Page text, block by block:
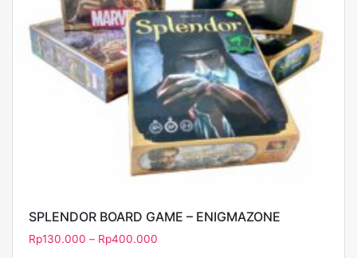
SPLENDOR BOARD GAME – ENIGMAZONE
Rp130.000 – Rp400.000